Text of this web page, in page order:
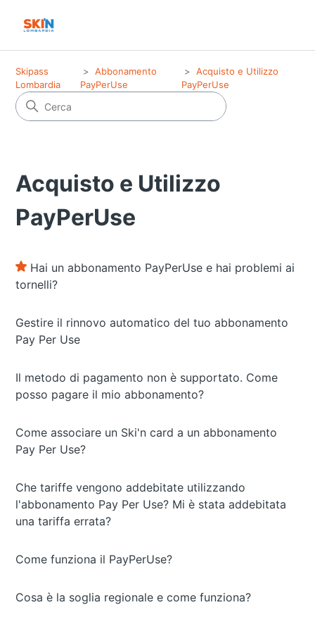
Skipass
Lombardia
Abbonamento
PayPerUse
Acquisto e Utilizzo
PayPerUse
Acquisto e Utilizzo
PayPerUse
Hai un abbonamento PayPerUse e hai problemi ai
tornelli?
Gestire il rinnovo automatico del tuo abbonamento
Pay Per Use
Il metodo di pagamento non è supportato. Come
posso pagare il mio abbonamento?
Come associare un Ski'n card a un abbonamento
Pay Per Use?
Che tariffe vengono addebitate utilizzando
l'abbonamento Pay Per Use? Mi è stata addebitata
una tariffa errata?
Come funziona il PayPerUse?
Cosa è la soglia regionale e come funziona?